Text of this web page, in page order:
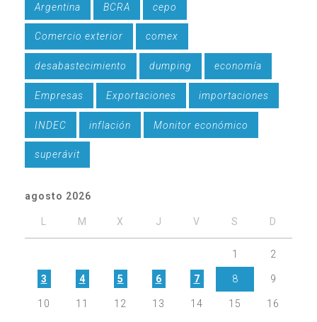
Argentina BCRA cepo
Comercio exterior comex
desabastecimiento dumping economía
Empresas Exportaciones importaciones
INDEC inflación Monitor económico
superávit
agosto 2026
L M X J V S D
1 2
3 4 5 6 7 8 9
10 11 12 13 14 15 16